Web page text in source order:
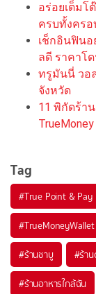
อร่อยเต็มโ
ครบทั้งครอ
เช็กอินฟินอ
ลดี ราคาโ
ทรูมันนี่ วอ
จังหวัด
11 พิกัดร้า
Tag
#True Point & Pay
#TrueMoneyWallet
#ร้านชาบู #ร้า
#ร้านอาหารใกล้ฉัน